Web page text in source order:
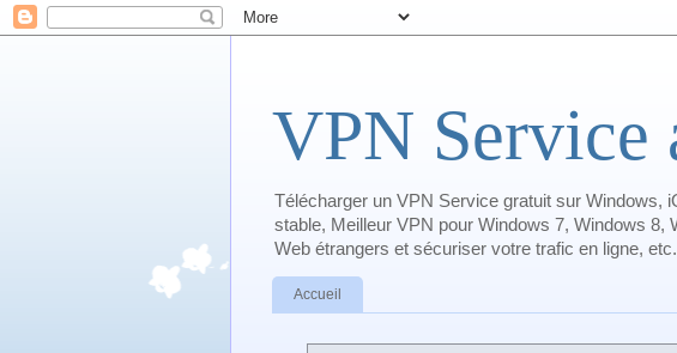
VPN Service
Télécharger un VPN Service gratuit sur Windows,
stable, Meilleur VPN pour Windows 7, Windows
Web étrangers et sécuriser votre trafic en ligne, etc.
Accueil